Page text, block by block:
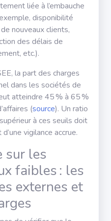
liée à l’embauche
disponibilité
nouveaux clients,
des délais de
etc.).
la part des charges
dans les sociétés de
atteindre 45 % à 65 %
(source). Un ratio
à ces seuils doit
d’une vigilance accrue.
sur les
faibles : les
externes et